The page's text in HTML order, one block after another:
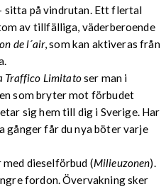
sitta på vindrutan. Ett flertal
av tillfälliga, väderberoende
de l´air, som kan aktiveras från
Traffico Limitatoser man i
som bryter mot förbudet
sig hem till dig i Sverige. Har
gånger får du nya böter varje
dieselförbud (Milieuzonen).
fordon. Övervakning sker